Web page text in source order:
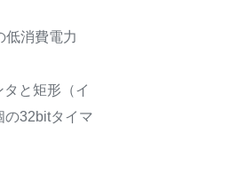
低消費電力
と矩形（イ
の32bitタイマ